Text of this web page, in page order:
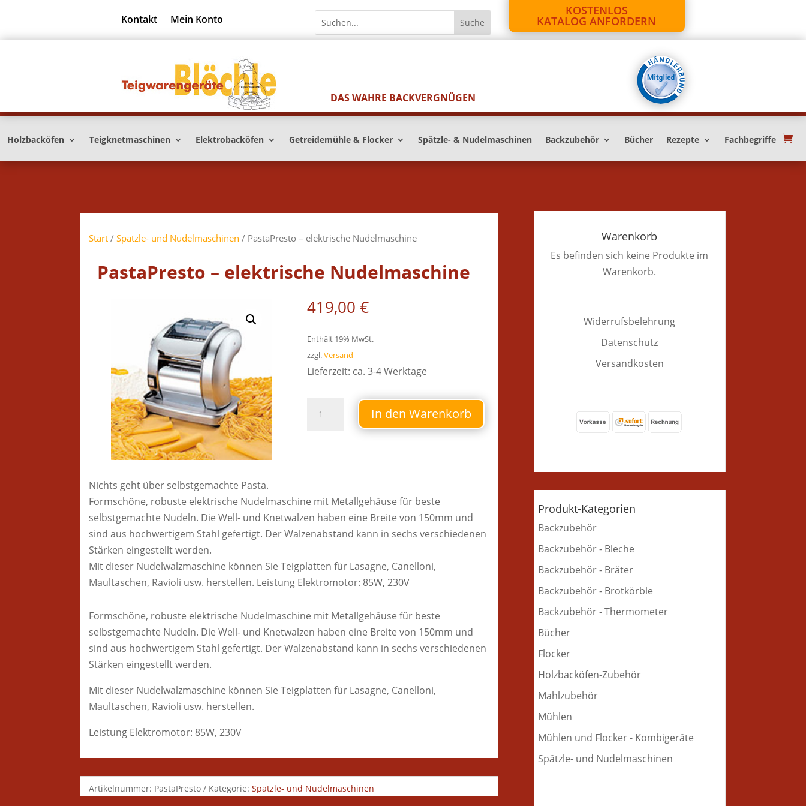
Kontakt Mein Konto
KOSTENLOS
KATALOG ANFORDERN
DAS WAHRE BACKVERGNÜGEN
Holzbacköfen Teigknetmaschinen Elektrobacköfen Getreidemühle & Flocker Spätzle- & Nudelmaschinen Backzubehör Bücher Rezepte Fachbegriffe
Start /Spätzle- und Nudelmaschinen / PastaPresto – elektrische Nudelmaschine
PastaPresto – elektrische Nudelmaschine
419,00€
Enthält 19% MwSt.
zzgl.Versand
Lieferzeit: ca. 3-4 Werktage
PastaPresto
In den Warenkorb
Nichts geht über selbstgemachte Pasta.
Formschöne, robuste elektrische Nudelmaschine mit Metallgehäuse für beste
selbstgemachte Nudeln. Die Well- und Knetwalzen haben eine Breite von 150mm und
sind aus hochwertigem Stahl gefertigt. Der Walzenabstand kann in sechs verschiedenen
Stärken eingestellt werden.
Mit dieser Nudelwalzmaschine können Sie Teigplatten für Lasagne, Canelloni,
Maultaschen, Ravioli usw. herstellen. Leistung Elektromotor: 85W, 230V
Formschöne, robuste elektrische Nudelmaschine mit Metallgehäuse für beste
selbstgemachte Nudeln. Die Well- und Knetwalzen haben eine Breite von 150mm und
sind aus hochwertigem Stahl gefertigt. Der Walzenabstand kann in sechs verschiedenen
Stärken eingestellt werden.
Mit dieser Nudelwalzmaschine können Sie Teigplatten für Lasagne, Canelloni,
Maultaschen, Ravioli usw. herstellen.
Leistung Elektromotor: 85W, 230V
Artikelnummer: PastaPresto Kategorie:Spätzle- und Nudelmaschinen
Warenkorb
Es befinden sich keine Produkte im
Warenkorb.
Widerrufsbelehrung
Datenschutz
Versandkosten
Produkt-Kategorien
Backzubehör
Backzubehör - Bleche
Backzubehör - Bräter
Backzubehör - Brotkörble
Backzubehör - Thermometer
Bücher
Flocker
Holzbacköfen-Zubehör
Mahlzubehör
Mühlen
Mühlen und Flocker - Kombigeräte
Spätzle- und Nudelmaschinen